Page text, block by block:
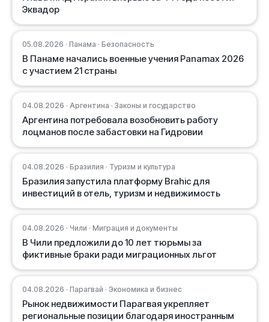
Эквадор
05.08.2026 · Панама · Безопасность
В Панаме начались военные учения Panamax 2026
с участием 21 страны
04.08.2026 · Аргентина · Законы и государство
Аргентина потребовала возобновить работу
лоцманов после забастовки на Гидровии
04.08.2026 · Бразилия · Туризм и культура
Бразилия запустила платформу Brahic для
инвестиций в отель, туризм и недвижимость
04.08.2026 · Чили · Миграция и документы
В Чили предложили до 10 лет тюрьмы за
фиктивные браки ради миграционных льгот
04.08.2026 · Парагвай · Экономика и бизнес
Рынок недвижимости Парагвая укрепляет
региональные позиции благодаря иностранным